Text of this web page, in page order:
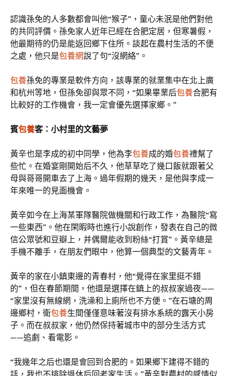
認識孫免的人多數都會叫他“猴子”，童心未泯是他們對他
的共同評價。孫免家人近年已經在合肥定居，但寒暑假，
他最期待的仍是能返回鄉下住所。談起在農村生活的不便
之處，他只是包養網說了句“沒網絡”。
包養孫免的專業是軟件方向，該專業的就業集中在北上廣
和杭州等地，但孫免卻與眾不同，“如果畢業后包養合肥有
比較好的工作機會，我一定會優先選擇家鄉。”
賓包養客：小村里的文藝夢
黃辛也是李成的初中同學，他為李包養成的婚包養禮幫了
些忙。在婚宴剛開始后不久，他草草吃了幾口飯就跟著父
母與哥哥開車去了上海。過年假期的幾天，是他與李成一
年來唯一的見面機會。
黃辛如今在上海某軍隊醫院做機關和行政工作，為醫院“寫
一些東西”。他在閑暇時也進行小說創作，發表在自己的微
信公眾號和豆瓣上，并偶爾能收到粉絲“打賞”。黃辛總是
手機不離手，在朋友們眼中，他算一個典型的文藝青年。
黃辛的家在小鎮東邊的青春村，他“覺得在家里挺不錯
的”，但在春節期間，他還是選擇在鎮上的叔叔家過夜——
“家里沒有無線網，洗澡和上廁所也不方便。”在石塘的周
邊鄉村，衛包養生間僅僅意味著沒有排水系統的露天小房
子。而在叔叔家，他仍然保持著城市中的部分生活方式
——追劇、看電影。
“我幾年之后也還是會回到合肥的。如果鄉下建得不錯的
話，我也不排除退休后回老家生活。”黃辛對農村的感情似